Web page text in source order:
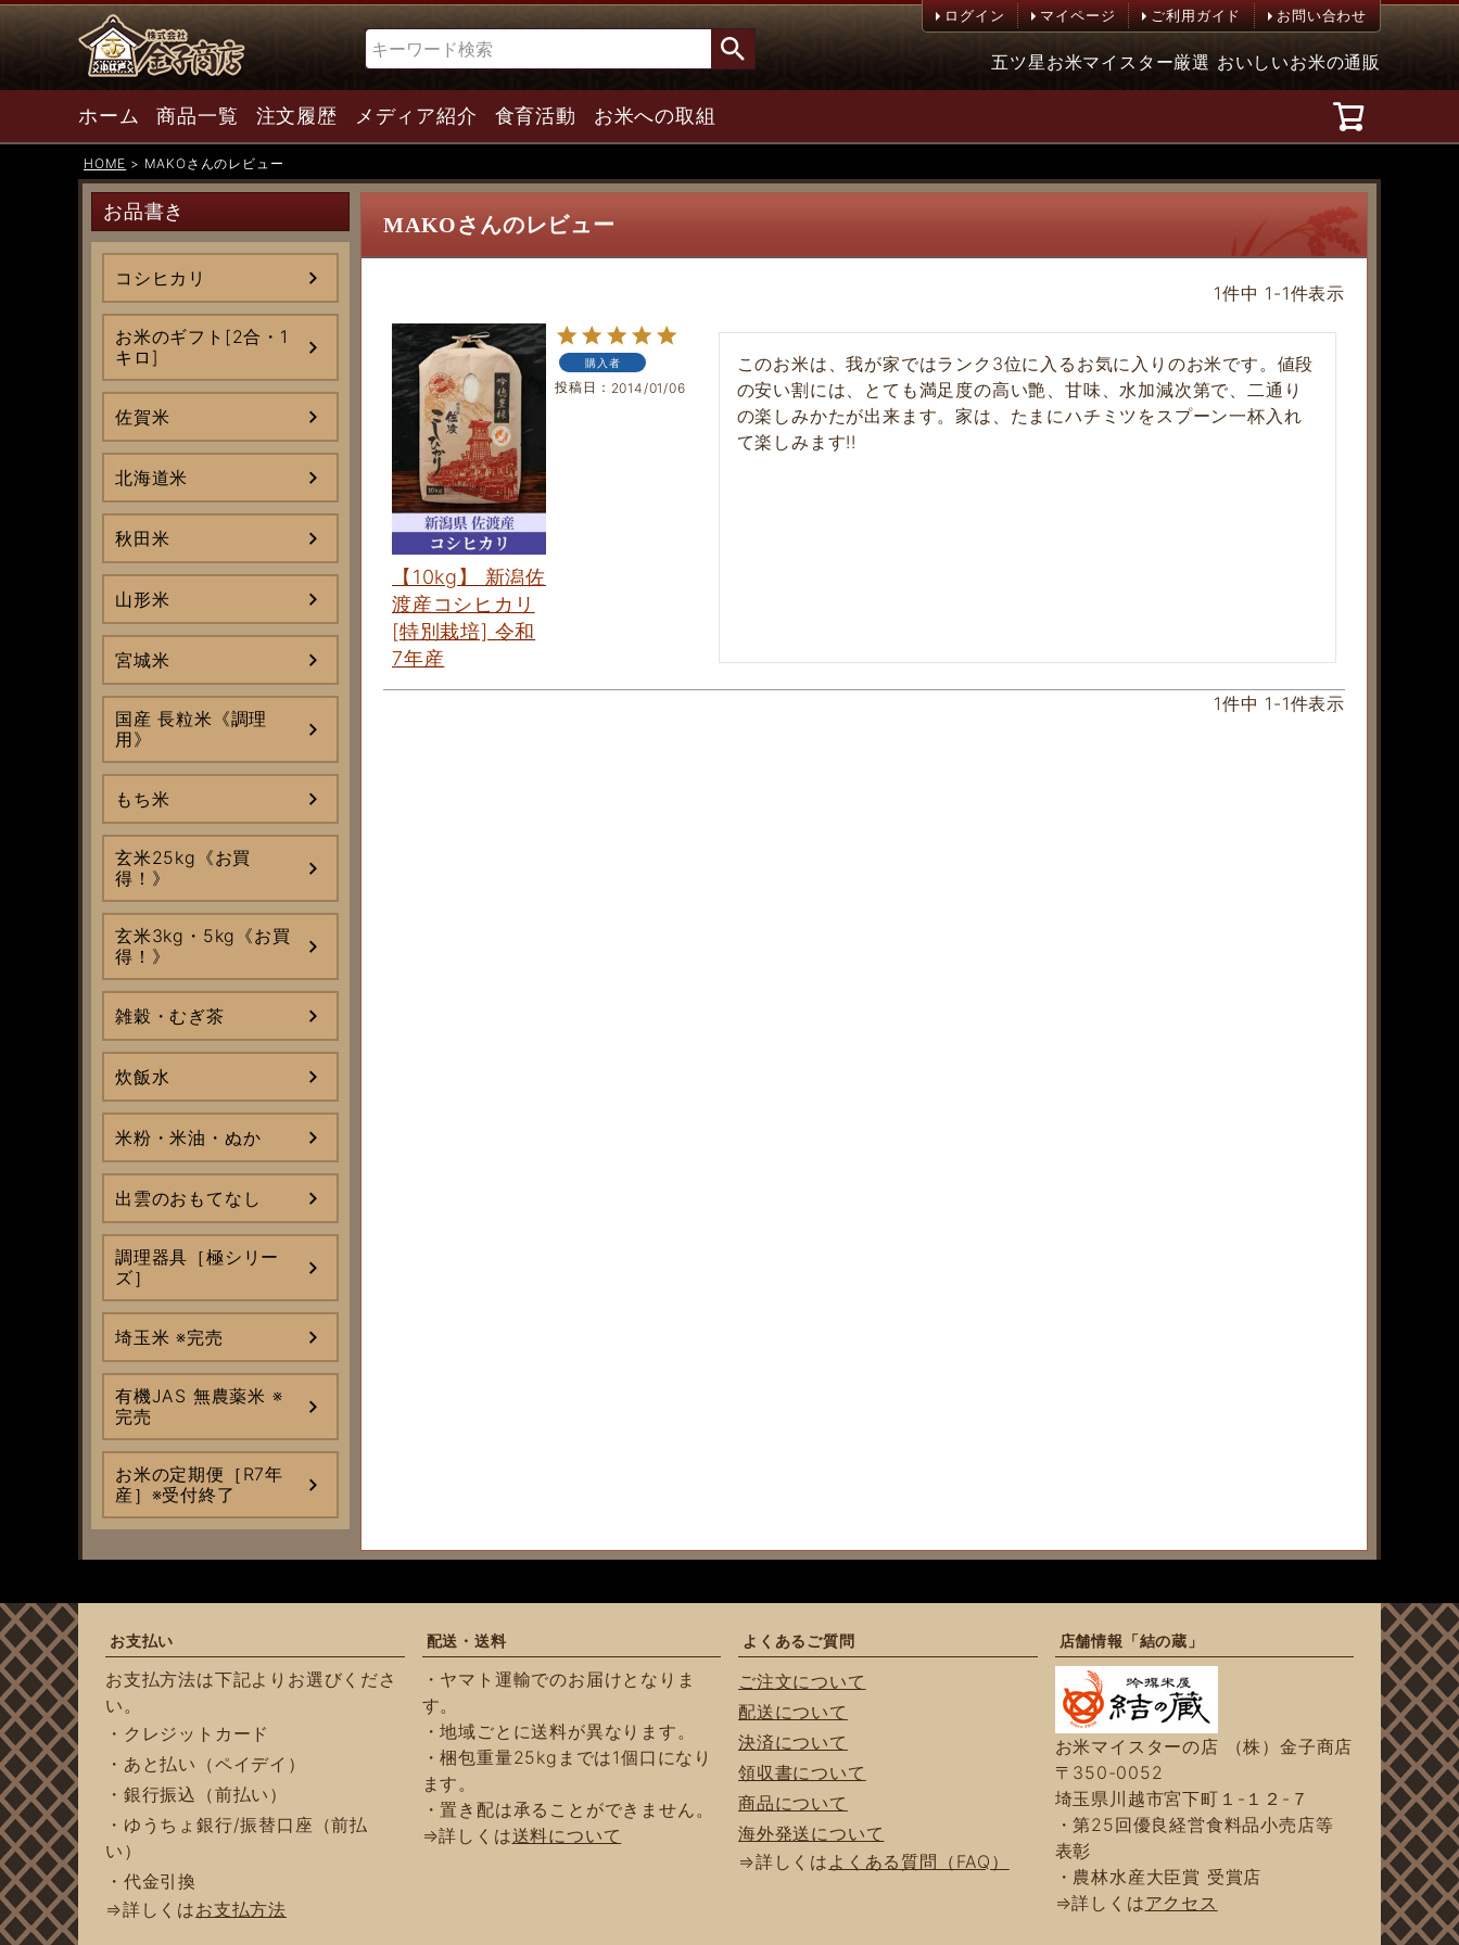
検索
ログイン マイページ ご利用ガイド お問い合わせ
五ツ星お米マイスター厳選 おいしいお米の通販
ホーム 商品一覧 注文履歴 メディア紹介 食育活動 お米への取組
HOME MAKOさんのレビュー
お品書き
コシヒカリ
お米のギフト[2合・1
キロ]
佐賀米
北海道米
秋田米
山形米
宮城米
国産 長粒米《調理
用》
もち米
玄米25kg《お買
得！》
玄米3kg・5kg《お買
得！》
雑穀・むぎ茶
炊飯水
米粉・米油・ぬか
出雲のおもてなし
調理器具［極シリー
ズ］
埼玉米 ※完売
有機JAS 無農薬米 ※
完売
お米の定期便［R7年
産］※受付終了
MAKOさんのレビュー
1件中 1 -1件表示
【10kg】 新潟佐
渡産コシヒカリ
[特別栽培] 令和
7年産
購入者
投稿日 2014/01/06
このお米は、我が家ではランク3位に入るお気に入りのお米です。値段
の安い割には、とても満足度の高い艶、甘味、水加減次第で、二通り
の楽しみかたが出来ます。家は、たまにハチミツをスプーン一杯入れ
て楽しみます!!
1件中 1 -1件表示
お支払い
お支払方法は下記よりお選びくださ
い。
・クレジットカード
・あと払い（ペイデイ）
・銀行振込（前払い）
・ゆうちょ銀行/振替口座（前払
い）
・代金引換
⇒詳しくはお支払方法
配送・送料
・ヤマト運輸でのお届けとなりま
す。
・地域ごとに送料が異なります。
・梱包重量25kgまでは1個口になり
ます。
・置き配は承ることができません。
⇒詳しくは送料について
よくあるご質問
ご注文について
配送について
決済について
領収書について
商品について
海外発送について
⇒詳しくは よくある質問（FAQ）
店舗情報「結の蔵」
お米マイスターの店 （株）金子商店
〒350-0052
埼玉県川越市宮下町１-１２-７
・第25回優良経営食料品小売店等
表彰
・農林水産大臣賞 受賞店
⇒詳しくはアクセス